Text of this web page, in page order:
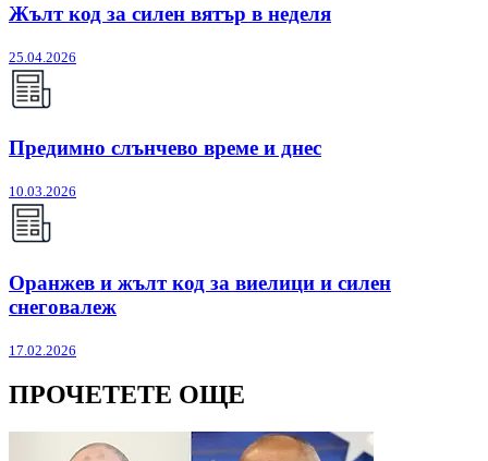
Жълт код за силен вятър в неделя
25.04.2026
Предимно слънчево време и днес
10.03.2026
Оранжев и жълт код за виелици и силен
снеговалеж
17.02.2026
ПРОЧЕТЕТЕ ОЩЕ